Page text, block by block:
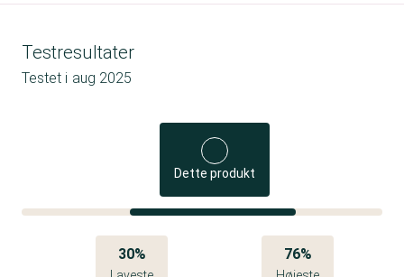
Testresultater
Testet i aug 2025
Dette produkt
30% 76%